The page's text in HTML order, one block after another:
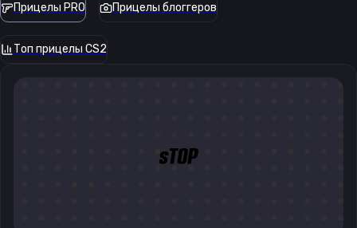
Прицелы PRO Прицелы блоггеров
Топ прицелы CS2